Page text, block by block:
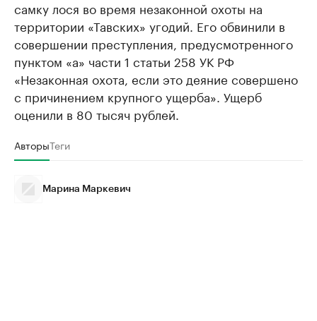
самку лося во время незаконной охоты на
территории «Тавских» угодий. Его обвинили в
совершении преступления, предусмотренного
пунктом «а» части 1 статьи 258 УК РФ
«Незаконная охота, если это деяние совершено
с причинением крупного ущерба». Ущерб
оценили в 80 тысяч рублей.
АвторыТеги
Марина Маркевич